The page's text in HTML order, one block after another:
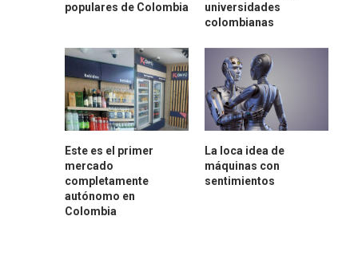
populares de Colombia
universidades
colombianas
Este es el primer
mercado
completamente
autónomo en
Colombia
La loca idea de
máquinas con
sentimientos